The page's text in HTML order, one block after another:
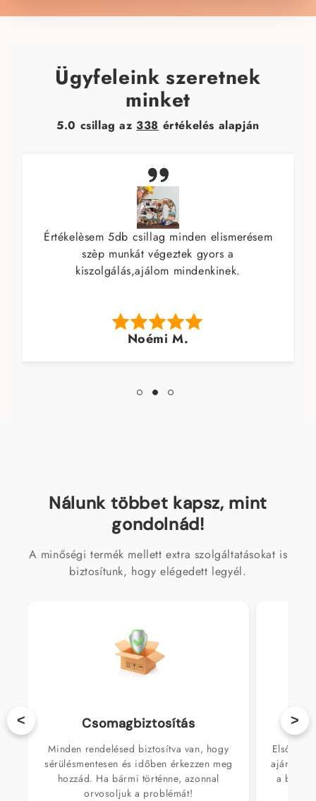
Ügyfeleink szeretnek
minket
5.0 csillag az 338 értékelés alapján
Eddig kétszer rendeltem, a második
rendelésnél bakiztam a kuponnal, korrekt
hozzáállást tapasztaltam! Itt is köszönöm!!!
szeretteimnek.
Tünde K. P.
< >
Nálunk többet kapsz, mint
gondolnád!
A minőségi termék mellett extra szolgáltatásokat is
biztosítunk, hogy elégedett legyél.
Csomagbiztosítás
Minden rendelésed biztosítva van, hogy
sérülésmentesen és időben érkezzen meg
hozzád. Ha bármi történne, azonnal
orvosoljuk a problémát!
Első
a